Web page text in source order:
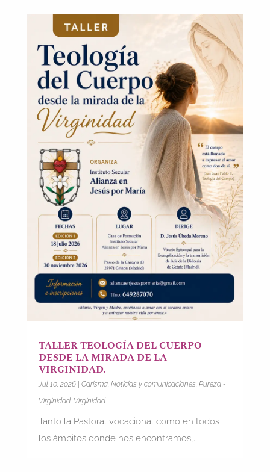
TALLER TEOLOGÍA DEL CUERPO
DESDE LA MIRADA DE LA
VIRGINIDAD.
Jul 10, 2026| Carisma, Noticias y comunicaciones Pureza -
Virginidad, Virginidad
Tanto la Pastoral vocacional como en todos
los ámbitos donde nos encontramos,...